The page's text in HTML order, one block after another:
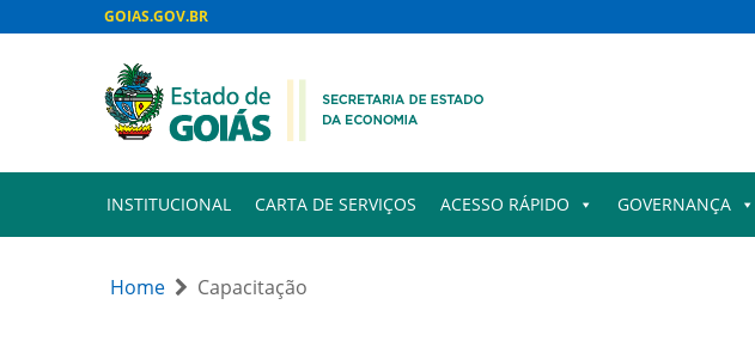
GOIAS.GOV.BR
INSTITUCIONAL CARTA DE SERVIÇOS ACESSO RÁPIDO GOVERNANÇA
Home Capacitação